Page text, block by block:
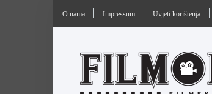
O nama Impressum Uvjeti korištenja